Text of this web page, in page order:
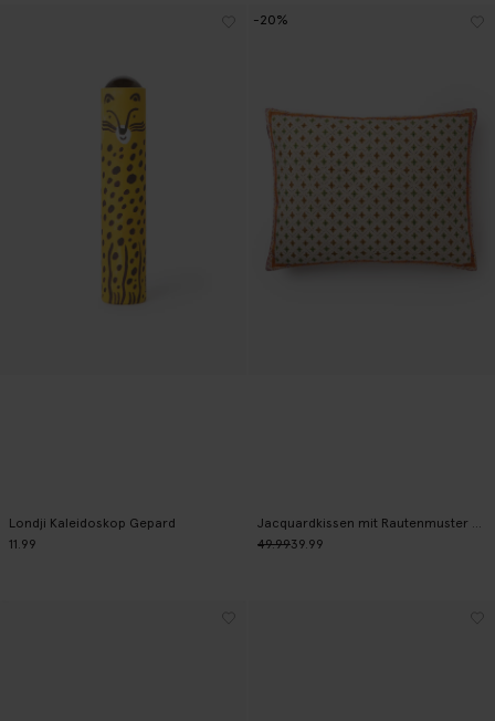
Londji Kaleidoskop Gepard
11.99
Jacquardkissen mit Rautenmuster - grün
49.9939.99
-20%